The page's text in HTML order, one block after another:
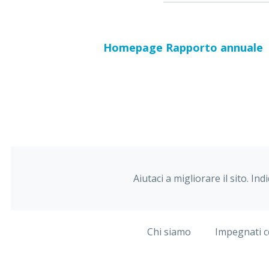
Homepage Rapporto annuale
Aiutaci a migliorare il sito.
Chi siamo Impegnati